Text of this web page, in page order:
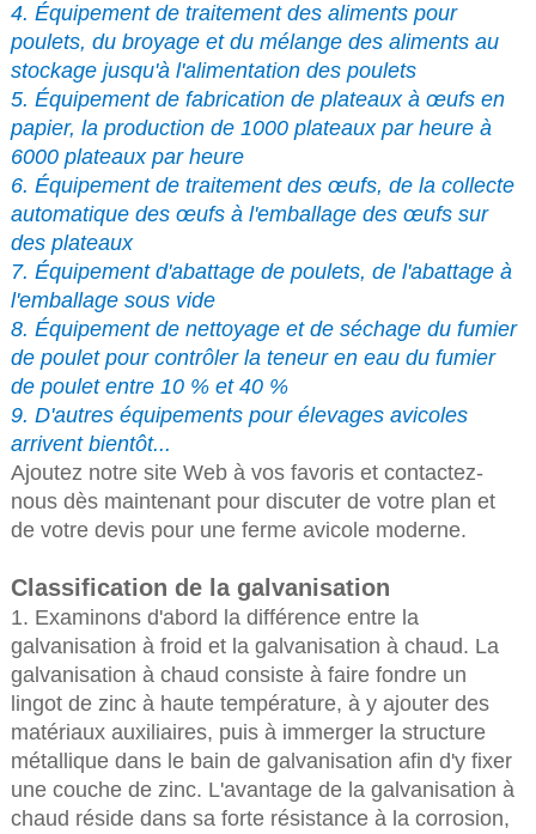
4. Équipement de traitement des aliments pour
poulets, du broyage et du mélange des aliments au
stockage jusqu'à l'alimentation des poulets
5. Équipement de fabrication de plateaux à œufs en
papier, la production de 1000 plateaux par heure à
6000 plateaux par heure
6. Équipement de traitement des œufs, de la collecte
automatique des œufs à l'emballage des œufs sur
des plateaux
7. Équipement d'abattage de poulets, de l'abattage à
l'emballage sous vide
8. Équipement de nettoyage et de séchage du fumier
de poulet pour contrôler la teneur en eau du fumier
de poulet entre 10 % et 40 %
9. D'autres équipements pour élevages avicoles
arrivent bientôt...
Ajoutez notre site Web à vos favoris et contactez-
nous dès maintenant pour discuter de votre plan et
de votre devis pour une ferme avicole moderne.
Classification de la galvanisation
1. Examinons d'abord la différence entre la
galvanisation à froid et la galvanisation à chaud. La
galvanisation à chaud consiste à faire fondre un
lingot de zinc à haute température, à y ajouter des
matériaux auxiliaires, puis à immerger la structure
métallique dans le bain de galvanisation afin d'y fixer
une couche de zinc. L'avantage de la galvanisation à
chaud réside dans sa forte résistance à la corrosion,